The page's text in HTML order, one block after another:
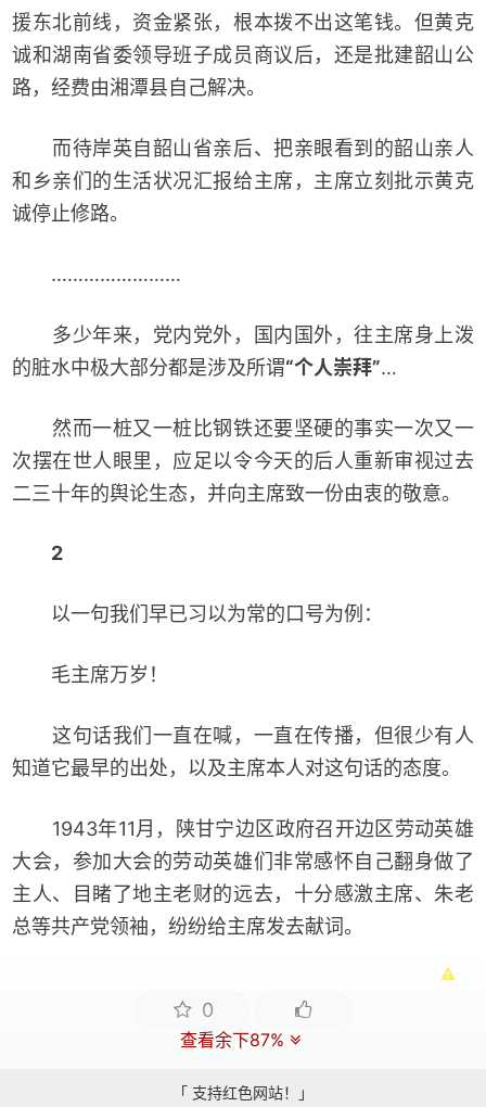
援东北前线，资金紧张，根本拨不出这笔钱。但黄克
诚和湖南省委领导班子成员商议后，还是批建韶山公
路，经费由湘潭县自己解决。
而待岸英自韶山省亲后、把亲眼看到的韶山亲人
和乡亲们的生活状况汇报给主席，主席立刻批示黄克
诚停止修路。
……………………
多少年来，党内党外，国内国外，往主席身上泼
的脏水中极大部分都是涉及所谓“个人崇拜”…
然而一桩又一桩比钢铁还要坚硬的事实一次又一
次摆在世人眼里，应足以令今天的后人重新审视过去
二三十年的舆论生态，并向主席致一份由衷的敬意。
2
以一句我们早已习以为常的口号为例：
毛主席万岁！
这句话我们一直在喊，一直在传播，但很少有人
知道它最早的出处，以及主席本人对这句话的态度。
1943年11月，陕甘宁边区政府召开边区劳动英雄
大会，参加大会的劳动英雄们非常感怀自己翻身做了
主人、目睹了地主老财的远去，十分感激主席、朱老
总等共产党领袖，纷纷给主席发去献词。
0
查看余下87%
「 支持红色网站！」